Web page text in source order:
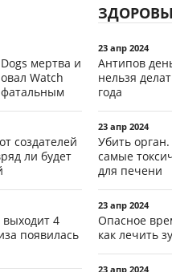
мертва и
Watch
фатальным
создателей
ли будет
выходит 4
появилась
23 апр 2024
Антипов
нельзя
года
23 апр 2024
Убить
самые
для печени
23 апр 2024
Опасное
как лечить
23 апр 2024